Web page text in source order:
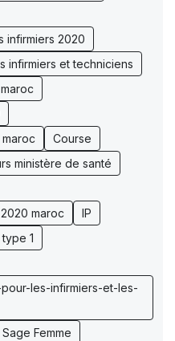
infirmiers 2020
infirmiers et techniciens
Course
ministère de santé
maroc
IP
1
les-infirmiers-et-les-
Femme